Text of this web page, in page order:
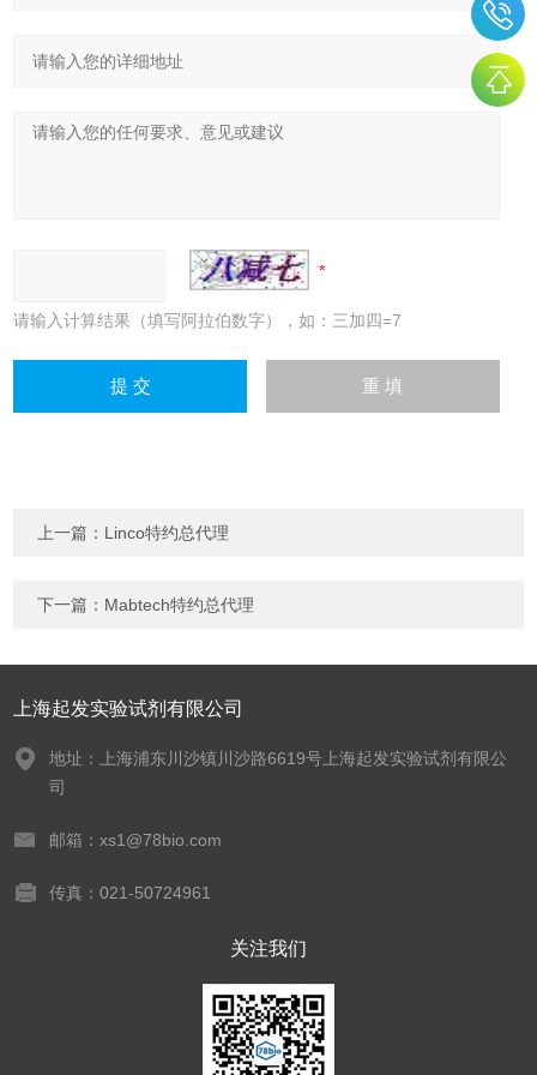
请输入计算结果（填写阿拉伯数字），如：三加四=7
上一篇： Linco特约总代理
下一篇： Mabtech特约总代理
上海起发实验试剂有限公司
地址：上海浦东川沙镇川沙路6619号上海起发实验试剂有限公
司
邮箱：xs1@78bio.com
传真：021-50724961
关注我们